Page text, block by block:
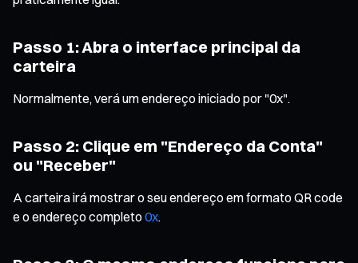
Passo 1: Abra o interface principal da
carteira
Normalmente, verá um endereço iniciado por "0x".
Passo 2: Clique em "Endereço da Conta"
ou "Receber"
A carteira irá mostrar o seu endereço em formato QR code
e o endereço completo0x.